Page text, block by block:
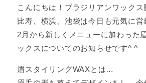
こんにちは！ブラジリアンワック
比寿、横浜、池袋は今日も元気に
2月から新しくメニューに加わった
ックスについてのお知らせです^ ^
眉スタイリングWAXとは…